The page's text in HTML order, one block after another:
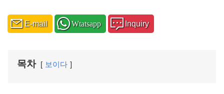
E-mail Wtatsapp Inquiry
목차 보이다